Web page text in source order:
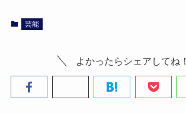
芸能
よかったらシェアしてね！